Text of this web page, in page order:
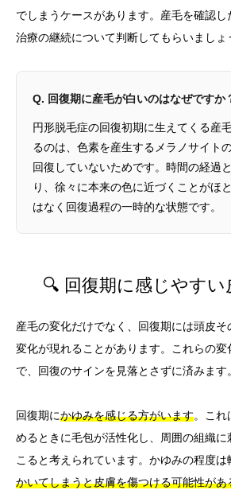
でしまうケースがあります。産毛を確認し
治療の継続について判断してもらいましょ
Q. 回復期に産毛が白いのはなぜですか
円形脱毛症の回復初期に生えてくる産
るのは、色素を産生するメラノサイト
回復していないためです。時間の経過
り、徐々に本来の色に近づくことがほ
はなく回復過程の一時的な状態です。
🔍 回復期に感じやすい
産毛の変化だけでなく、回復期には頭皮
変化が現れることがあります。これらの変
で、回復のサインを見落とさずに済みます。
回復期にかゆみを感じる方がいます。これ
めるときに毛包が活性化し、周囲の組織
こると考えられています。かゆみの程度は
かいてしまうと皮膚を傷つける可能性が